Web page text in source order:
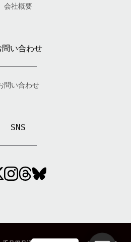
会社概要
問い合わせ
問い合わせ
SNS